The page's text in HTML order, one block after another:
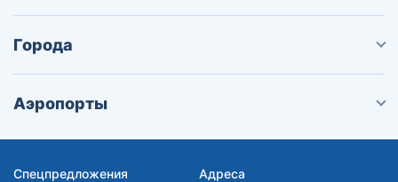
Города
Аэропорты
Спецпредложения Адреса